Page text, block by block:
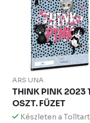
ARS UNA
THINK PINK 2023
OSZT. FÜZET
Készleten a